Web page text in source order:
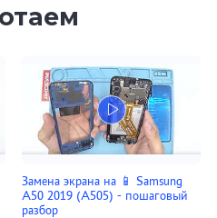
Замена экрана на 📱 Samsung
A50 2019 (A505) - пошаговый
разбор